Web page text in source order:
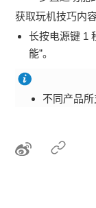
获取玩机技巧内
长按电源键 1
能”。
不同产品所